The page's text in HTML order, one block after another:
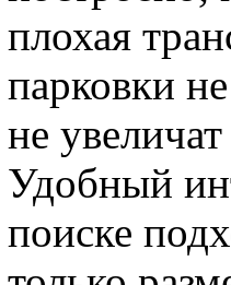
плохая
парковки
не
Удобный
поиске